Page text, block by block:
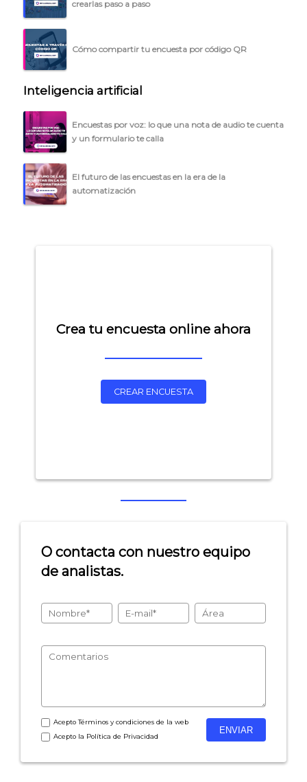
Explorar categorías:
- Artículos destacados
- Encuesta.com
- Marketing y encuestas
crearlas paso a paso
Cómo compartir tu encuesta por código QR
Inteligencia artificial
Encuestas por voz: lo que una nota de audio te cuenta
y un formulario te calla
El futuro de las encuestas en la era de la
automatización
Crea tu encuesta online ahora
CREAR ENCUESTA
O contacta con nuestro equipo
de analistas.
AceptoTérminos y condicionesde la web
Acepto la Política de Privacidad